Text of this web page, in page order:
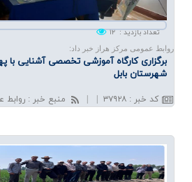
تعداد بازدید: ۱۲
روابط عمومی مرکز هراز خبر داد:
برگزاری كارگاه آموزشی تخصصی آشنایی با
شهرستان بابل
کد خبر : ۳۷۹۲۸ منبع خبر : روابط